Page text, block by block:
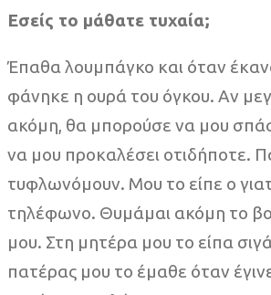
Εσείς το μάθατε τυχαία;
Έπαθα λουμπάγκο και όταν
φάνηκε η ουρά του όγκου. Αν
ακόμη, θα μπορούσε να μου
να μου προκαλέσει οτιδήποτε.
τυφλωνόμουν. Μου το είπε ο
τηλέφωνο. Θυμάμαι ακόμη το
μου. Στη μητέρα μου το είπα
πατέρας μου το έμαθε όταν